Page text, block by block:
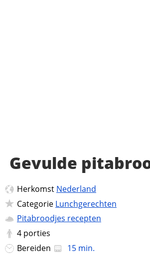
Gevulde
Herkomst Nederland
Categorie Lunchgerechten
Pitabroodjes recepten
4 porties
Bereiden
15 min.